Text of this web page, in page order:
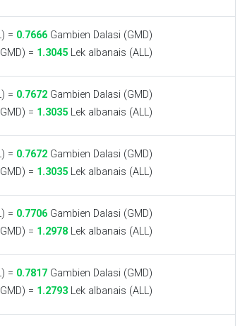
= 0.7666Gambien Dalasi (GMD)
= 1.3045Lek albanais (ALL)
= 0.7672Gambien Dalasi (GMD)
= 1.3035Lek albanais (ALL)
= 0.7672Gambien Dalasi (GMD)
= 1.3035Lek albanais (ALL)
= 0.7706Gambien Dalasi (GMD)
= 1.2978Lek albanais (ALL)
= 0.7817Gambien Dalasi (GMD)
= 1.2793Lek albanais (ALL)